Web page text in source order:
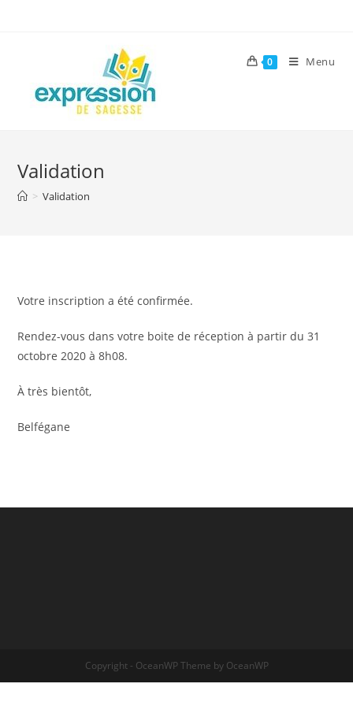
0 Menu
Validation
> Validation
Votre inscription a été confirmée.
Rendez-vous dans votre boite de réception à partir du 31
octobre 2020 à 8h08.
À très bientôt,
Belfégane
Copyright - OceanWP Theme by OceanWP